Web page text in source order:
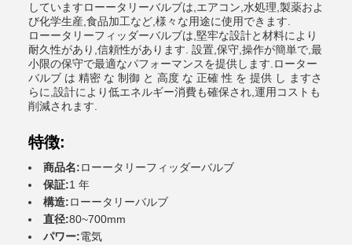
していますローータリーバルブは,エアコン,水処理,製薬およ
び化学生産,食品加工など,様々な用途に使用できます.
ローータリーフィッダーバルブは,堅牢な設計と材料により
耐久性があり,信頼性があります. 設置,保守,操作が簡単で,最
小限の保守で最適なパフォーマンスを提供します.ローター
バルブ は 精密 な 制御 と 高度 な 正確 性 を 提供 し ますさ
らに,設計により低エネルギー消費も確保され,運用コストも
削減されます.
特徴:
商品名:ローータリーフィッダーバルブ
保証:1 年
構造:ローータリーバルブ
直径:80~700mm
パワー:電気